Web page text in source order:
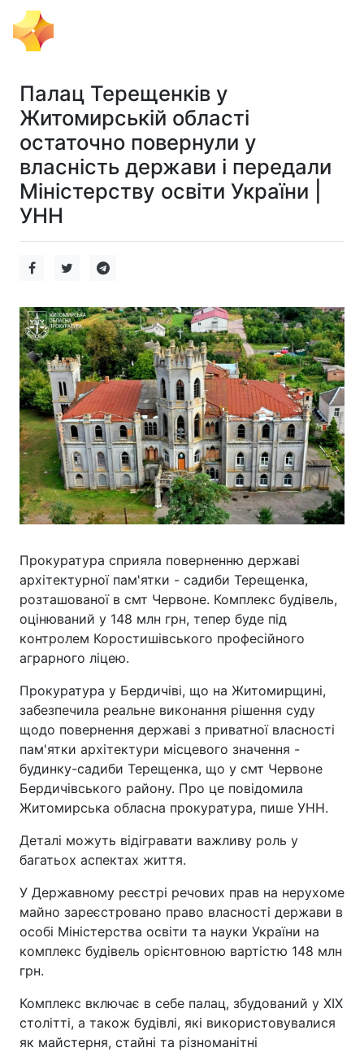
Палац Терещенків у
Житомирській області
остаточно повернули у
власність держави і передали
Міністерству освіти України |
УНН
Прокуратура сприяла поверненню державі
архітектурної пам'ятки - садиби Терещенка,
розташованої в смт Червоне. Комплекс будівель,
оцінюваний у 148 млн грн, тепер буде під
контролем Коростишівського професійного
аграрного ліцею.
Прокуратура у Бердичіві, що на Житомирщині,
забезпечила реальне виконання рішення суду
щодо повернення державі з приватної власності
пам'ятки архітектури місцевого значення -
будинку-садиби Терещенка, що у смт Червоне
Бердичівського району. Про це повідомила
Житомирська обласна прокуратура, пише УНН.
Деталі можуть відігравати важливу роль у
багатьох аспектах життя.
У Державному реєстрі речових прав на нерухоме
майно зареєстровано право власності держави в
особі Міністерства освіти та науки України на
комплекс будівель орієнтовною вартістю 148 млн
грн.
Комплекс включає в себе палац, збудований у XIX
столітті, а також будівлі, які використовувалися
як майстерня, стайні та різноманітні